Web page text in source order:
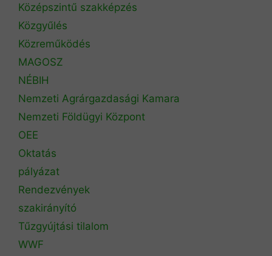
Középszintű szakképzés
Közgyűlés
Közreműködés
MAGOSZ
NÉBIH
Nemzeti Agrárgazdasági Kamara
Nemzeti Földügyi Központ
OEE
Oktatás
pályázat
Rendezvények
szakirányító
Tűzgyújtási tilalom
WWF